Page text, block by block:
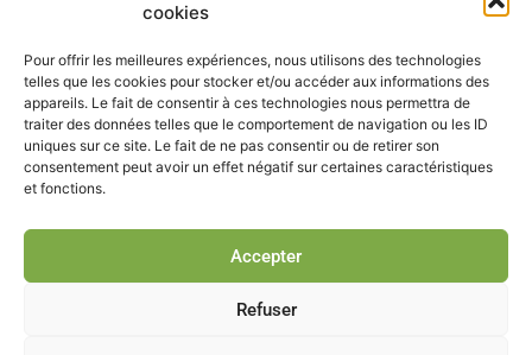
cookies
Pour offrir les meilleures expériences, nous utilisons des technologies
telles que les cookies pour stocker et/ou accéder aux informations des
appareils. Le fait de consentir à ces technologies nous permettra de
traiter des données telles que le comportement de navigation ou les ID
uniques sur ce site. Le fait de ne pas consentir ou de retirer son
consentement peut avoir un effet négatif sur certaines caractéristiques
et fonctions.
Accepter
Refuser
N
e
w
s
p
p
e
i
n
k
e
i
n
o
u
t
u
e
RECEVOIR L'ACTU DE LA FILIÈRE
Retrouvez tous les mois les articles terrain de nos adhérents, les
rendez-vous importants de la filière, nos offres de stages et
Je m'abonne à la lettre d'info